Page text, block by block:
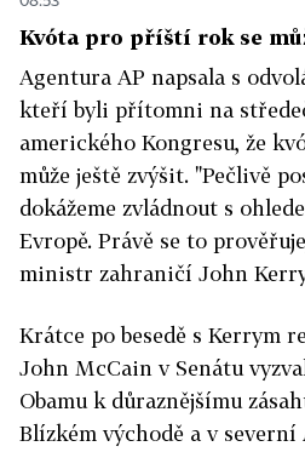
Kvóta pro příští rok se
Agentura AP napsala s
kteří byli přítomni na
amerického Kongresu, že
může ještě zvýšit. "Pečlivě
dokážeme zvládnout s
Evropě. Právě se to
ministr zahraničí John
Krátce po besedě s Kerrym
John McCain v Senátu
Obamu k důraznějšímu
Blízkém východě a v severní